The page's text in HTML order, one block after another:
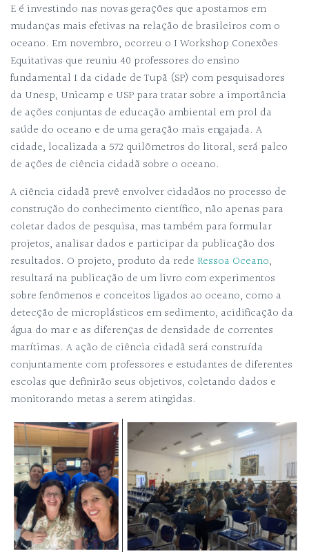
E é investindo nas novas gerações que apostamos em
mudanças mais efetivas na relação de brasileiros com o
oceano. Em novembro, ocorreu o I Workshop Conexões
Equitativas que reuniu 40 professores do ensino
fundamental I da cidade de Tupã (SP) com pesquisadores
da Unesp, Unicamp e USP para tratar sobre a importância
de ações conjuntas de educação ambiental em prol da
saúde do oceano e de uma geração mais engajada. A
cidade, localizada a 572 quilômetros do litoral, será palco
de ações de ciência cidadã sobre o oceano.
A ciência cidadã prevê envolver cidadãos no processo de
construção do conhecimento científico, não apenas para
coletar dados de pesquisa, mas também para formular
projetos, analisar dados e participar da publicação dos
resultados. O projeto, produto da rede Ressoa Oceano,
resultará na publicação de um livro com experimentos
sobre fenômenos e conceitos ligados ao oceano, como a
detecção de microplásticos em sedimento, acidificação da
água do mar e as diferenças de densidade de correntes
marítimas. A ação de ciência cidadã será construída
conjuntamente com professores e estudantes de diferentes
escolas que definirão seus objetivos, coletando dados e
monitorando metas a serem atingidas.